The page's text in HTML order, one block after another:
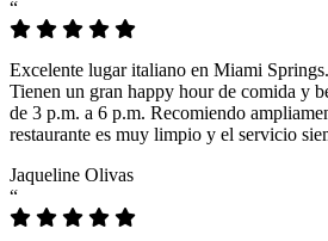
“
Excelente lugar italiano en Miami
Tienen un gran happy hour de comida y
de 3 p.m. a 6 p.m. Recomiendo
restaurante es muy limpio y el servicio
Jaqueline Olivas
“